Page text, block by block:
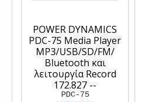
POWER DYNAMICS
PDC-75 Media Player
MP3/USB/SD/FM/
Bluetooth και
λειτουργία Record
172.827 --
PDC-75